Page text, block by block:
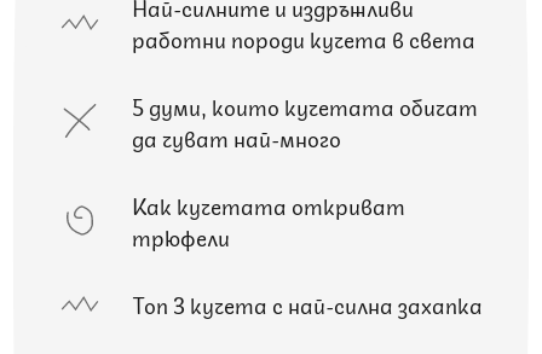
Най-силните и издръжливи
работни породи кучета в света
5 думи, които кучетата обичат
да чуват най-много
Как кучетата откриват
трюфели
Топ 3 кучета с най-силна захапка